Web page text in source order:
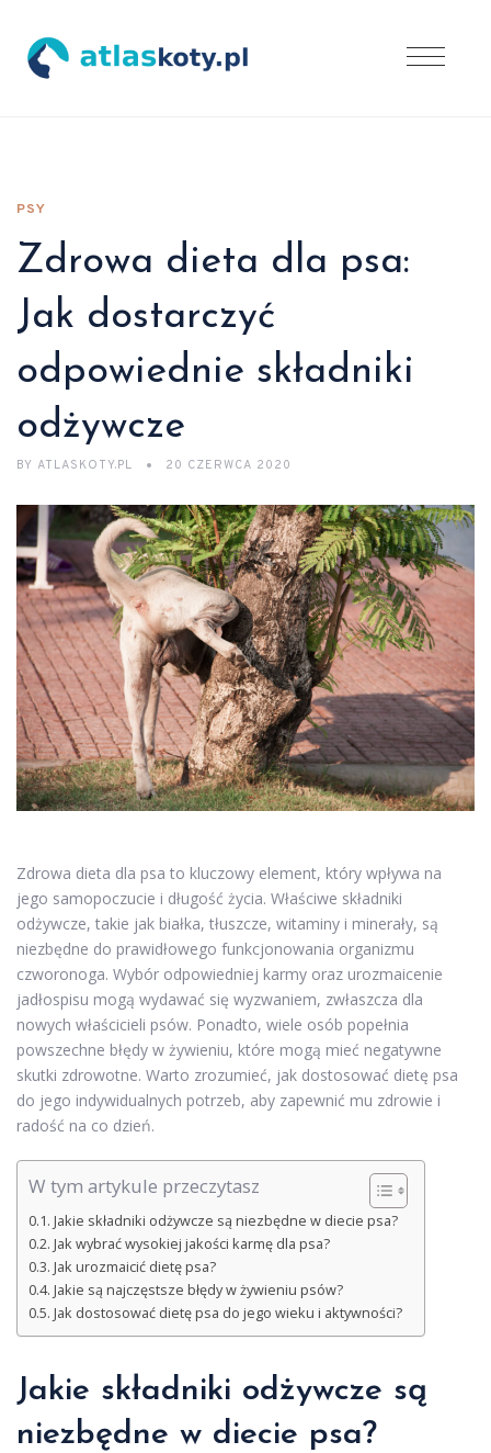
PSY
Zdrowa dieta dla psa:
Jak dostarczyć
odpowiednie składniki
odżywcze
BY ATLASKOTY.PL 20 CZERWCA 2020
Zdrowa dieta dla psa to kluczowy element, który wpływa na
jego samopoczucie i długość życia. Właściwe składniki
odżywcze, takie jak białka, tłuszcze, witaminy i minerały, są
niezbędne do prawidłowego funkcjonowania organizmu
czworonoga. Wybór odpowiedniej karmy oraz urozmaicenie
jadłospisu mogą wydawać się wyzwaniem, zwłaszcza dla
nowych właścicieli psów. Ponadto, wiele osób popełnia
powszechne błędy w żywieniu, które mogą mieć negatywne
skutki zdrowotne. Warto zrozumieć, jak dostosować dietę psa
do jego indywidualnych potrzeb, aby zapewnić mu zdrowie i
radość na co dzień.
W tym artykule przeczytasz
Jakie składniki odżywcze są niezbędne w diecie psa?
Jak wybrać wysokiej jakości karmę dla psa?
Jak urozmaicić dietę psa?
Jakie są najczęstsze błędy w żywieniu psów?
Jak dostosować dietę psa do jego wieku i aktywności?
Jakie składniki odżywcze są
niezbędne w diecie psa?